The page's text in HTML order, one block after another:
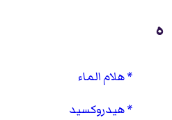
ه
هلام الماء
هيدروكسيد